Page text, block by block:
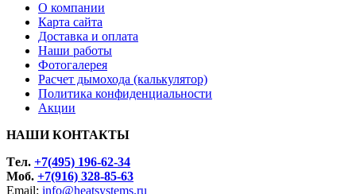
О компании
Карта сайта
Доставка и оплата
Наши работы
Фотогалерея
Расчет дымохода (калькулятор)
Политика конфиденциальности
Акции
НАШИ КОНТАКТЫ
Tел. +7(495) 196-62-34
Моб. +7(916) 328-85-63
Email: info@heatsystems.ru